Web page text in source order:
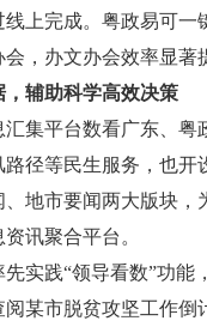
上完成。粤政易可
，办文办会效率显著
辅助科学高效决策
平台数看广东、粤
径等民生服务，也
地市要闻两大版块
讯聚合平台。
践“领导看数”功能
某市脱贫攻坚工作